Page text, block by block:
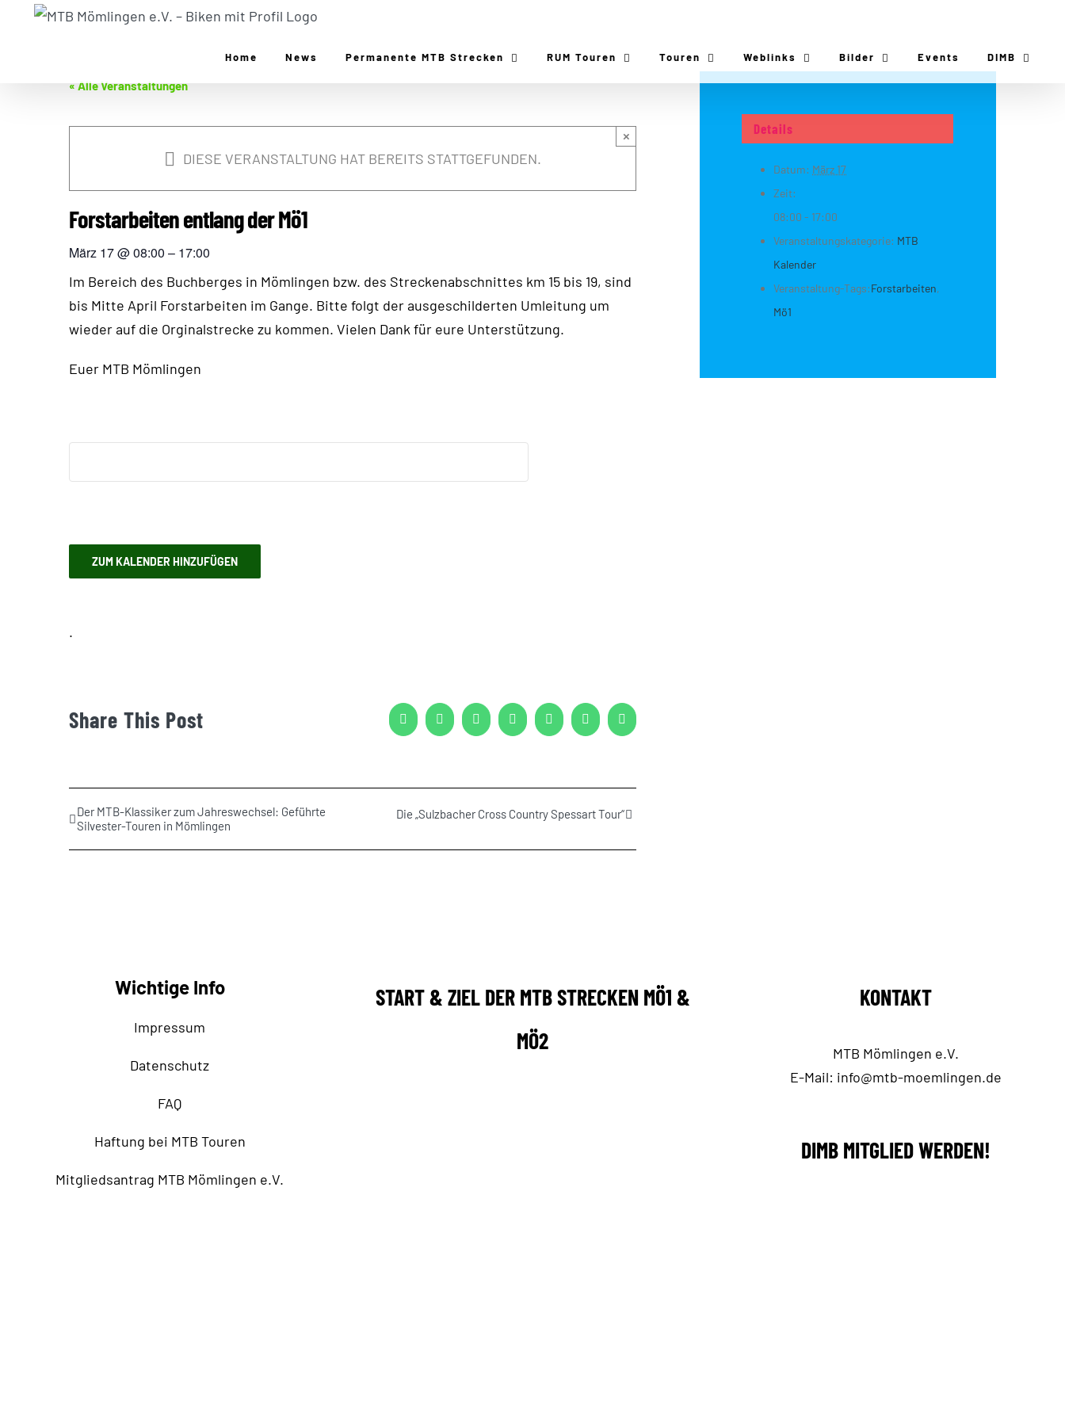
Home News Permanente MTB Strecken RUM Touren Touren Weblinks Bilder Events DIMB
« Alle Veranstaltungen
DIESE VERANSTALTUNG HAT BEREITS STATTGEFUNDEN.
×
Forstarbeiten entlang der Mö1
März 17@08:00 – 17:00
Im Bereich des Buchberges in Mömlingen bzw. des Streckenabschnittes km 15 bis 19, sind
bis Mitte April Forstarbeiten im Gange. Bitte folgt der ausgeschilderten Umleitung um
wieder auf die Orginalstrecke zu kommen. Vielen Dank für eure Unterstützung.
Euer MTB Mömlingen
ZUM KALENDER HINZUFÜGEN
.
Share This Post Facebook
X Reddit LinkedInWhatsAppTumblrPinterest
Der MTB-Klassiker zum Jahreswechsel: Geführte
Silvester-Touren in Mömlingen
Die „Sulzbacher Cross Country Spessart Tour“
Details
Datum: März 17
Zeit:
08:00 - 17:00
Veranstaltungskategorie: MTB
Kalender
Veranstaltung-Tags:Forstarbeiten,
Mö1
Wichtige Info
Impressum
Datenschutz
FAQ
Haftung bei MTB Touren
Mitgliedsantrag MTB Mömlingen e.V.
START & ZIEL DER MTB STRECKEN MÖ1 &
MÖ2
KONTAKT
MTB Mömlingen e.V.
E-Mail: info@mtb-moemlingen.de
DIMB MITGLIED WERDEN!